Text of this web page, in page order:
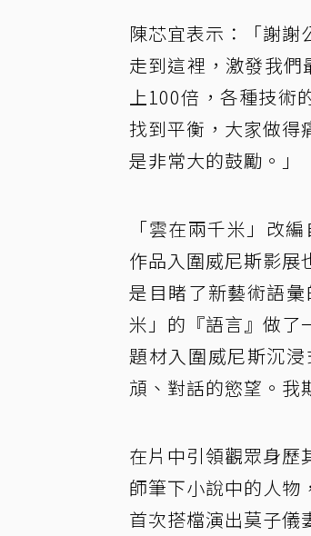
陳芯宜表示：「謝謝
走到這裡，激發我們
上100倍，各種技術
找到平衡，大家做得
是非常大的鼓勵。」
「雲在兩千米」改
作品入圍威尼斯影展
是目睹了新藝術語
米」的『語言』做了
題材入圍威尼斯沉
頏、對話的慾望。我
在片中引領觀眾身歷
師筆下小說中的人物
首次搭檔演出莫子儀